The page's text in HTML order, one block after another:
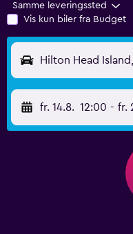
Samme leveringssted
Vis kun biler fra Budget
Hilton Head
fr. 14.8. 12:00 - fr.